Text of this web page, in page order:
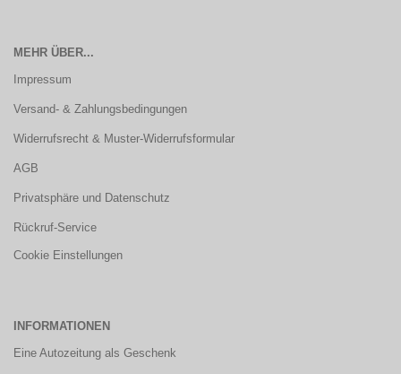
MEHR ÜBER...
Impressum
Versand- & Zahlungsbedingungen
Widerrufsrecht & Muster-Widerrufsformular
AGB
Privatsphäre und Datenschutz
Rückruf-Service
Cookie Einstellungen
INFORMATIONEN
Eine Autozeitung als Geschenk